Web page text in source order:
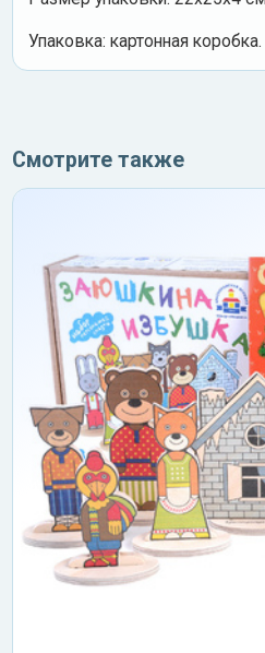
Упаковка: картонная коробка.
Смотрите также